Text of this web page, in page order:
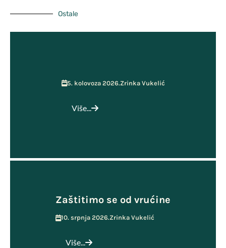
Ostale
5. kolovoza 2026.Zrinka Vukelić
Više...
Zaštitimo se od vrućine
10. srpnja 2026.Zrinka Vukelić
Više...